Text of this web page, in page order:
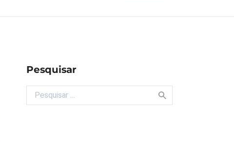
Pesquisar
Buscar por: